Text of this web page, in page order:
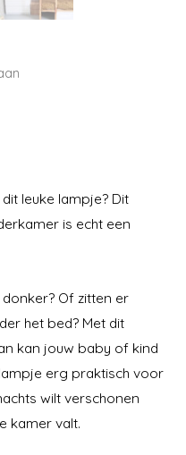
leuke lampje? Dit
is echt een
Of zitten er
het bed? Met dit
kan jouw baby of kind
erg praktisch voor
wilt verschonen
kamer valt.